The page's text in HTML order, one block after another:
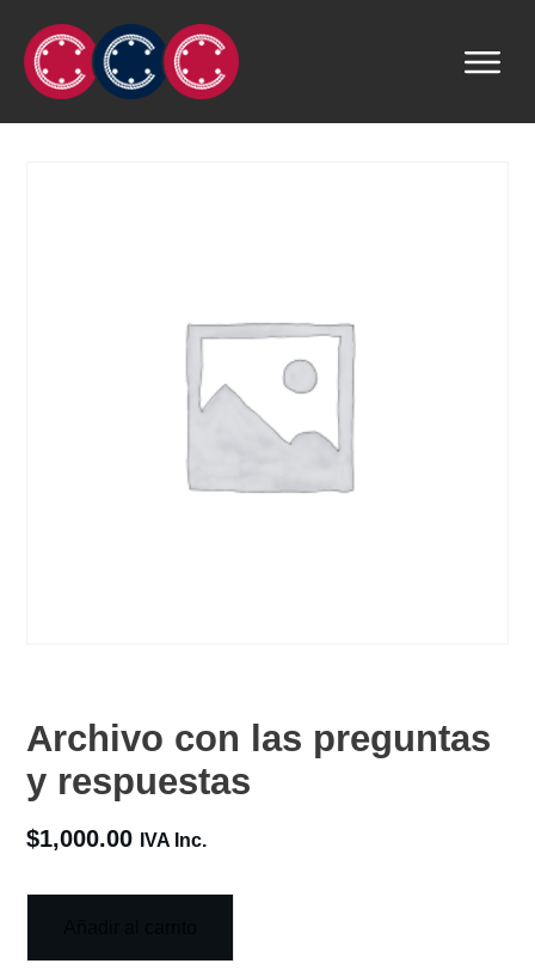
Archivo con las preguntas
y respuestas
$1,000.00 IVA Inc.